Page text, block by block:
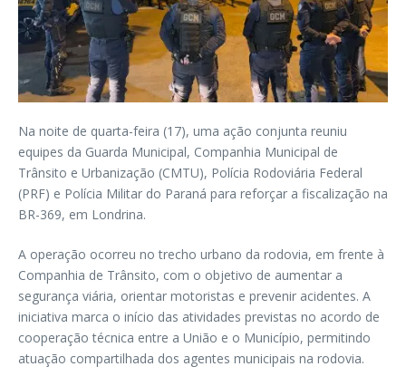
Na noite de quarta-feira (17), uma ação conjunta reuniu
equipes da Guarda Municipal, Companhia Municipal de
Trânsito e Urbanização (CMTU), Polícia Rodoviária Federal
(PRF) e Polícia Militar do Paraná para reforçar a fiscalização na
BR-369, em Londrina.
A operação ocorreu no trecho urbano da rodovia, em frente à
Companhia de Trânsito, com o objetivo de aumentar a
segurança viária, orientar motoristas e prevenir acidentes. A
iniciativa marca o início das atividades previstas no acordo de
cooperação técnica entre a União e o Município, permitindo
atuação compartilhada dos agentes municipais na rodovia.